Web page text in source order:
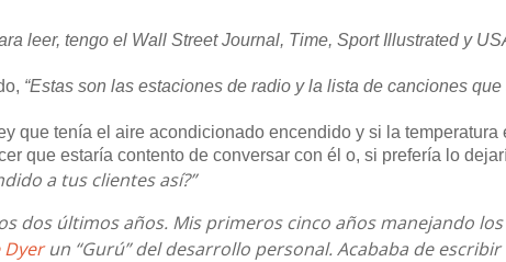
leer, tengo el Wall Street Journal, Time, Sport Illustrated y
“Estas son las estaciones de radio y la lista de canciones
que tenía el aire acondicionado encendido y si la
que estaría contento de conversar con él o, si prefería lo
a tus clientes así?”
dos últimos años. Mis primeros cinco años manejando
Dyerun “Gurú” del desarrollo personal. Acababa de